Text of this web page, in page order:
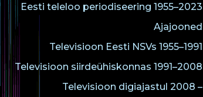
Eesti teleloo periodiseering 1955–2023
Ajajooned
Televisioon Eesti NSVs 1955–1991
Televisioon siirdeühiskonnas 1991–2008
Televisioon digiajastul 2008 –